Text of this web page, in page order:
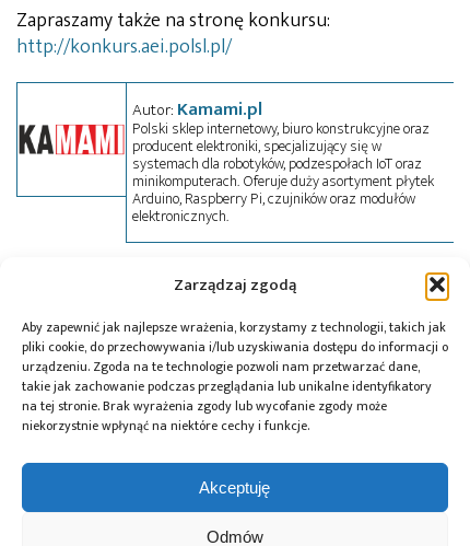
Zarządzaj zgodą
Aby zapewnić jak najlepsze wrażenia, korzystamy z technologii, takich jak
pliki cookie, do przechowywania i/lub uzyskiwania dostępu do informacji o
urządzeniu. Zgoda na te technologie pozwoli nam przetwarzać dane,
takie jak zachowanie podczas przeglądania lub unikalne identyfikatory
na tej stronie. Brak wyrażenia zgody lub wycofanie zgody może
niekorzystnie wpłynąć na niektóre cechy i funkcje.
Akceptuję
Odmów
Zapraszamy także na stronę konkursu:
http://konkurs.aei.polsl.pl/
Autor: Kamami.pl
Polski sklep internetowy, biuro konstrukcyjne oraz
producent elektroniki, specjalizujący się w
systemach dla robotyków, podzespołach IoT oraz
minikomputerach. Oferuje duży asortyment płytek
Arduino, Raspberry Pi, czujników oraz modułów
elektronicznych.
konkurs,Siemens
Przeczytaj również:
Microchip i Micron